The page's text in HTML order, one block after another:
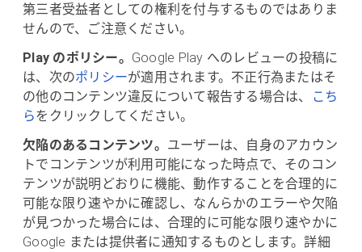
第三者受益者としての権利を付与するものではありま
せんので、ご注意ください。
Play のポリシー。 Google Play へのレビューの投稿に
は、次のポリシーが適用されます。不正行為またはそ
の他のコンテンツ違反について報告する場合は、
こち
らをクリックしてください。
欠陥のあるコンテンツ。 ユーザーは、自身のアカウン
トでコンテンツが利用可能になった時点で、そのコン
テンツが説明どおりに機能、動作することを合理的に
可能な限り速やかに確認し、なんらかのエラーや欠陥
が見つかった場合には、合理的に可能な限り速やかに
Google または提供者に通知するものとします。詳細